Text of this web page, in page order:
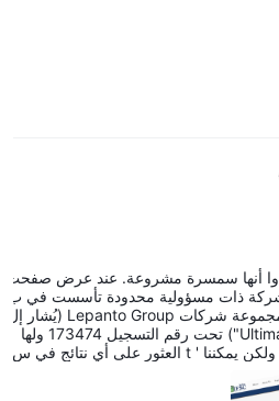
أنها سمسرة مشروعة. عند عرض صفحت
شركة ذات مسؤولية محدودة تأسست في ب
ليز كشركة فرعية عاملة ضمن مجموعة شركات Lepanto Group (يُشار إل
يها مجتمعة باسم "Ultimate Pinnacle") تحت رقم التسجيل 173474 ولها
عنوانها المسجل في مدينة بليز ، ولكن يمكننا ' t العثور على أي نتائج في س